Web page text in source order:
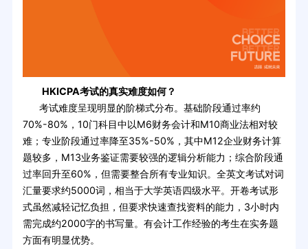
HKICPA考试的真实难度如何？
考试难度呈现明显的阶梯式分布。基础阶段通过率约
70%-80%，10门科目中以M6财务会计和M10商业法相对较
难；专业阶段通过率降至35%-50%，其中M12企业财务计算
题较多，M13业务鉴证需要较强的逻辑分析能力；综合阶段通
过率回升至60%，但需要整合所有专业知识。全英文考试对词
汇量要求约5000词，相当于大学英语四级水平。开卷考试形
式虽然减轻记忆负担，但要求快速查找资料的能力，3小时内
需完成约2000字的书写量。有会计工作经验的考生在实务题
方面有明显优势。